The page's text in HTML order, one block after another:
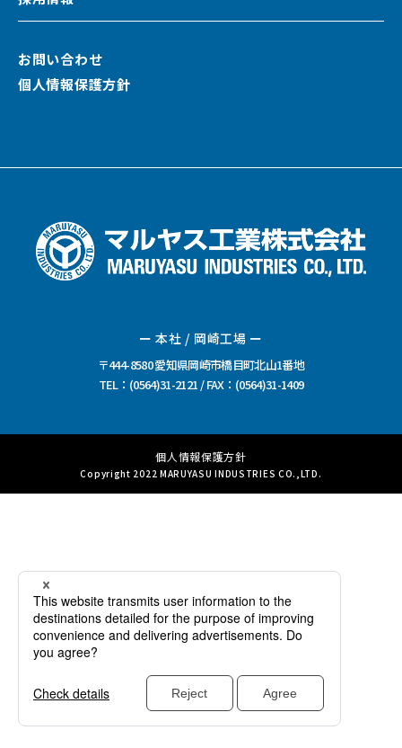
お問い合わせ
個人情報保護方針
ー 本社 / 岡崎工場 ー
〒444-8580 愛知県岡崎市橋目町北山1番地
TEL：(0564)31-2121 / FAX：(0564)31-1409
個人情報保護方針
Copyright 2022 MARUYASU INDUSTRIES CO.,LTD.